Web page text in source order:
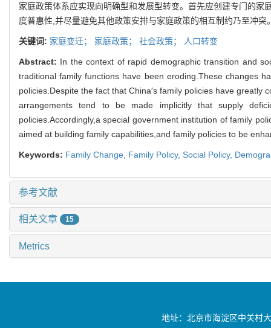
家庭政策体系应实现向明确型和发展型转变。首先应创建专门的
度普惠性,并尽量避免其他政策安排与家庭政策的相互制约乃至冲突
关键词: 家庭变迁； 家庭政策； 社会政策； 人口转变
Abstract: In the context of rapid demographic transition and
traditional family functions have been eroding.These changes
policies.Despite the fact that China′s family policies have
arrangements tend to be made implicitly that supply
policies.Accordingly,a special government institution of family
aimed at building family capabilities,and family policies to be
Keywords: Family Change, Family Policy, Social Policy,
参考文献
相关文章 15
Metrics
地址：北京市海淀区中关村